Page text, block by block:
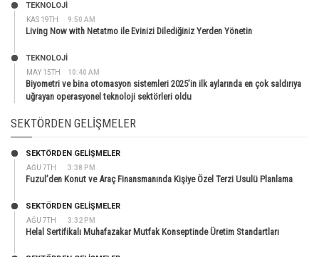
KAS 19TH 9:50 AM
TEKNOLOJİ
Living Now with Netatmo ile Evinizi Dilediğiniz Yerden Yönetin
MAY 15TH 10:40 AM
TEKNOLOJİ
Biyometri ve bina otomasyon sistemleri 2025’in ilk aylarında en çok saldırıya
uğrayan operasyonel teknoloji sektörleri oldu
SEKTÖRDEN GELIŞMELER
AĞU 7TH 3:38 PM
SEKTÖRDEN GELIŞMELER
Fuzul’den Konut ve Araç Finansmanında Kişiye Özel Terzi Usulü Planlama
AĞU 7TH 3:32 PM
SEKTÖRDEN GELIŞMELER
Helal Sertifikalı Muhafazakar Mutfak Konseptinde Üretim Standartları